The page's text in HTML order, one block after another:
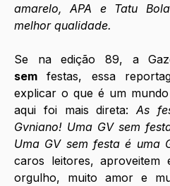
amarelo, APA e Tatu
melhor qualidade.
sem festas, essa
explicar o que é um mundo
aqui foi mais direta: As
Gvniano! Uma GV sem
Uma GV sem festa é uma
caros leitores, aproveitem
orgulho, muito amor e